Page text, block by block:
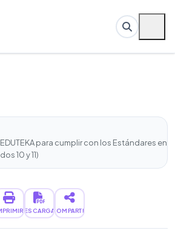
para cumplir con los Estándares en
10 y 11)
DESCARGARCOMPARTIR